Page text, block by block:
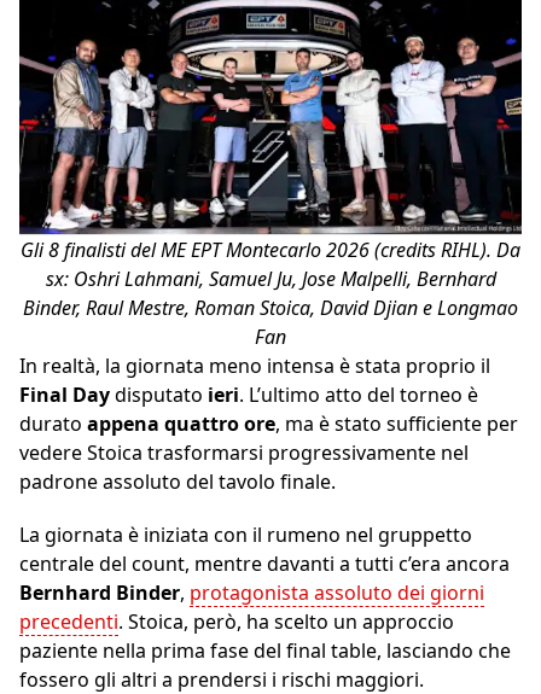
Gli 8 finalisti del ME EPT Montecarlo 2026 (credits RIHL). Da
sx: Oshri Lahmani, Samuel Ju, Jose Malpelli, Bernhard
Binder, Raul Mestre, Roman Stoica, David Djian e Longmao
Fan
In realtà, la giornata meno intensa è stata proprio il
Final Daydisputato ieri. L’ultimo atto del torneo è
durato appena quattro ore, ma è stato sufficiente per
vedere Stoica trasformarsi progressivamente nel
padrone assoluto del tavolo finale.
La giornata è iniziata con il rumeno nel gruppetto
centrale del count, mentre davanti a tutti c’era ancora
Bernhard Binder, protagonista assoluto dei giorni
precedenti. Stoica, però, ha scelto un approccio
paziente nella prima fase del final table, lasciando che
fossero gli altri a prendersi i rischi maggiori.